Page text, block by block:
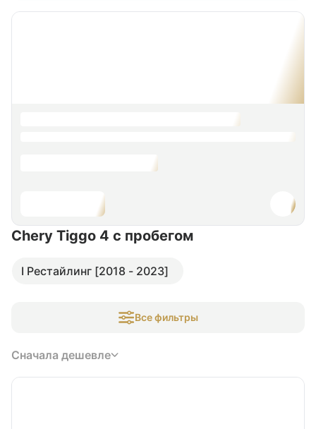
Chery Tiggo 4 с пробегом
I Рестайлинг [2018 - 2023]
Все фильтры
Сначала дешевле